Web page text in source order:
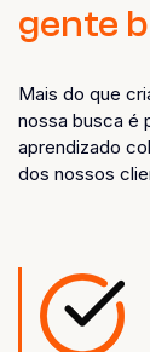
gente
Mais do que
nossa busca é
aprendizado
dos nossos